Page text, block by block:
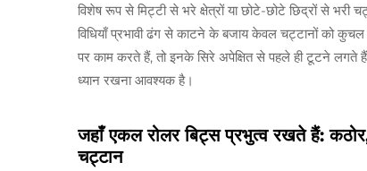
विशेष रूप से मिट्टी से भरे क्षेत्रों या छोटे-छोटे छिद्रों से भरी
विधियाँ प्रभावी ढंग से काटने के बजाय केवल चट्टानों को
पर काम करते हैं, तो इनके सिरे अपेक्षित से पहले ही टूटने लगते
ध्यान रखना आवश्यक है।
जहाँ एकल रोलर बिट्स प्रभुत्व रखते हैं:
चट्टान